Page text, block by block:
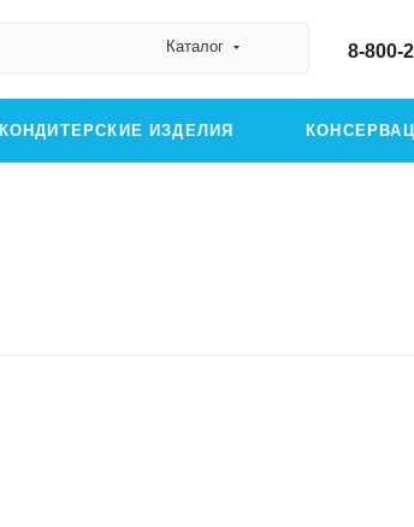
Каталог 8-800-
КОНДИТЕРСКИЕ ИЗДЕЛИЯ